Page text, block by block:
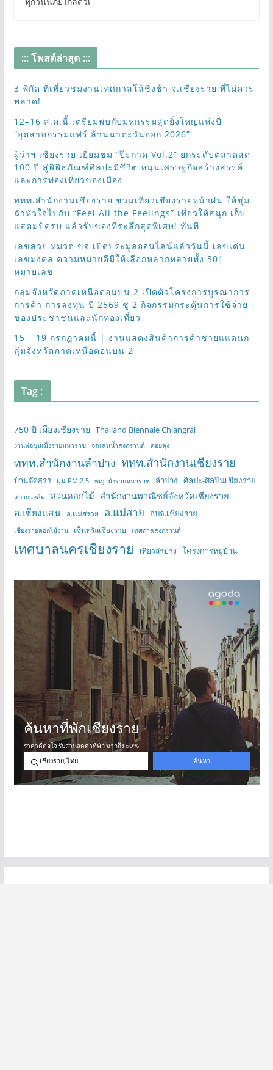
::: โพสต์ล่าสุด :::
3 พิกัด ที่เที่ยวชมงานเทศกาลโล้ชิงช้า จ.เชียงราย ที่ไม่ควร
พลาด!
12–16 ส.ค.นี้ เตรียมพบกับมหกรรมสุดยิ่งใหญ่แห่งปี
“อุตสาหกรรมแฟร์ ล้านนาตะวันออก 2026”
ผู้ว่าฯ เชียงราย เยี่ยมชม “ป๊ะกาด Vol.2” ยกระดับตลาดสด
100 ปี สู่พิพิธภัณฑ์ศิลปะมีชีวิต หนุนเศรษฐกิจสร้างสรรค์
และการท่องเที่ยวของเมือง
ททท.สำนักงานเชียงราย ชวนเที่ยวเชียงรายหน้าฝน ให้ชุ่ม
ฉ่ำหัวใจไปกับ “Feel All the Feelings” เที่ยวให้สนุก เก็บ
แสตมป์ครบ แล้วรับของที่ระลึกสุดพิเศษ! ทันที
เลขสวย หมวด ขจ เปิดประมูลออนไลน์แล้ววันนี้ เลขเด่น
เลขมงคล ความหมายดีมีให้เลือกหลากหลายทั้ง 301
หมายเลข
กลุ่มจังหวัดภาคเหนือตอนบน 2 เปิดตัวโครงการบูรณาการ
การค้า การลงทุน ปี 2569 ชู 2 กิจกรรมกระตุ้นการใช้จ่าย
ของประชาชนและนักท่องเที่ยว
15 – 19 กรกฎาคมนี้ | งานแสดงสินค้าการค้าชายแแดนก
ลุ่มจังหวัดภาคเหนือตอนบน 2
Tag :
750 ปี เมืองเชียงราย Thailand Biennale Chiangrai
งานพ่อขุนเม็งรายมหาราช จุดเล่นน้ำสงกรานต์ ดอยตุง
ททท.สำนักงานลำปาง ททท.สำนักงานเชียงราย
บ้านจัดสรร ฝุ่น PM 2.5 พญามังรายมหาราช ลำปาง ศิลปะ-ศิลปินเชียงราย
สกายวอล์ค สวนดอกไม้ สำนักงานพาณิชย์จังหวัดเชียงราย
อ.เชียงแสน อ.แม่สรวย อ.แม่สาย อบจ.เชียงราย
เชียงรายดอกไม้งาม เซ็นทรัลเชียงราย เทศกาลสงกรานต์
เทศบาลนครเชียงราย เที่ยวลำปาง โครงการหมู่บ้าน